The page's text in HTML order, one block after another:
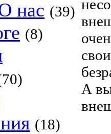
нас (39)
(8)
(18)
А